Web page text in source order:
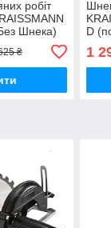
робіт
Шнека)
₴
D
1